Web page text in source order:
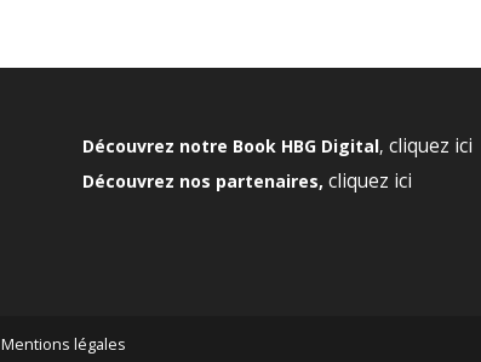
Découvrez notre Book HBG Digital, cliquez ici
Découvrez nos partenaires, cliquez ici
Mentions légales